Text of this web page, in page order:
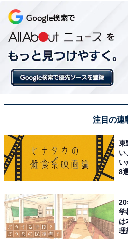
「武雄温泉 御船山楽園ホテ
注目の連
東
い
い
8
学
は
理